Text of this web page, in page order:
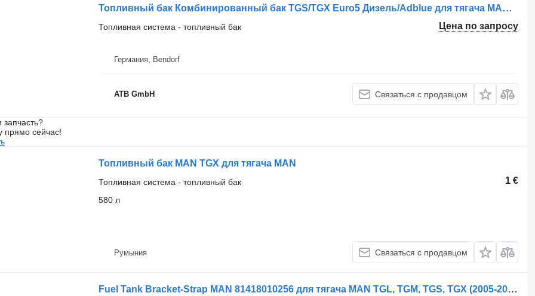
Топливный бак Комбинированный бак TGS/TGX Euro5 Дизель/Adblue для тягача MAN TGS/TGX Euro5
Цена по запросу
Топливная система - топливный бак
Германия, Bendorf
ATB GmbH Связаться с продавцом
прямо сейчас!
Топливный бак MAN TGX для тягача MAN
1 €
Топливная система - топливный бак
580 л
Румыния Связаться с продавцом
Fuel Tank Bracket-Strap MAN 81418010256 для тягача MAN TGL, TGM, TGS, TGX (2005-2021)